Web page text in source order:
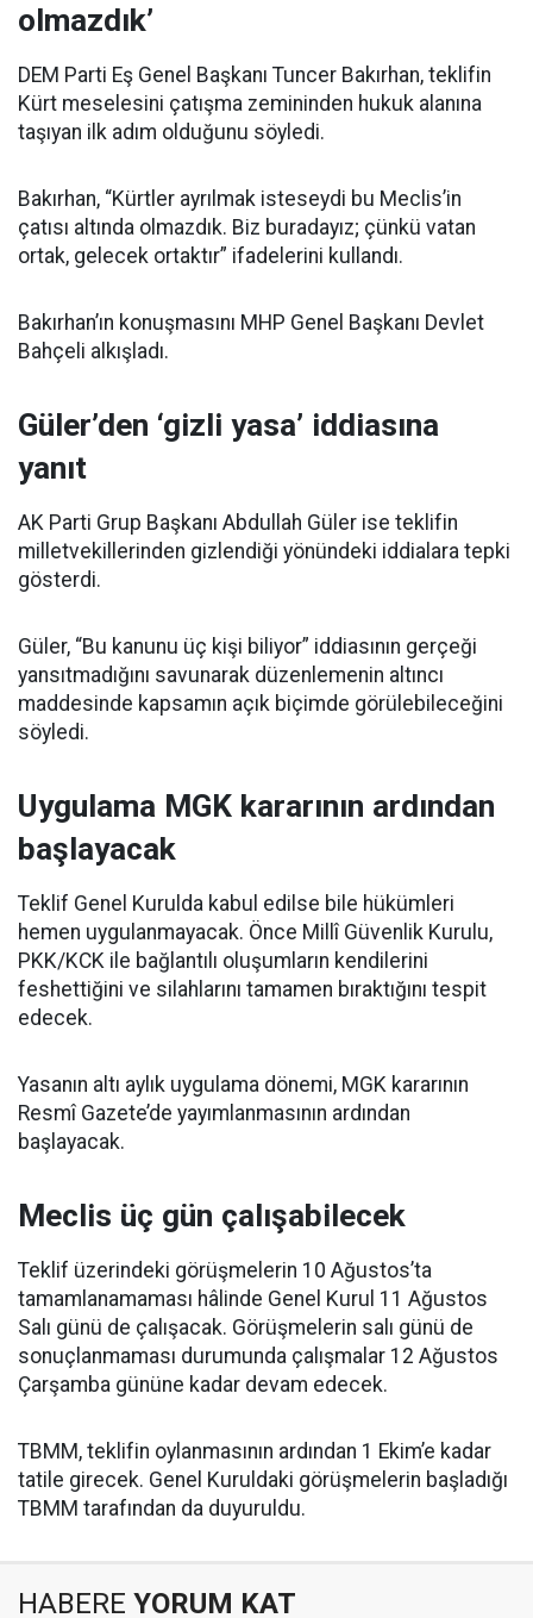
olmazdık’
DEM Parti Eş Genel Başkanı Tuncer Bakırhan, teklifin
Kürt meselesini çatışma zemininden hukuk alanına
taşıyan ilk adım olduğunu söyledi.
Bakırhan, “Kürtler ayrılmak isteseydi bu Meclis’in
çatısı altında olmazdık. Biz buradayız; çünkü vatan
ortak, gelecek ortaktır” ifadelerini kullandı.
Bakırhan’ın konuşmasını MHP Genel Başkanı Devlet
Bahçeli alkışladı.
Güler’den ‘gizli yasa’ iddiasına
yanıt
AK Parti Grup Başkanı Abdullah Güler ise teklifin
milletvekillerinden gizlendiği yönündeki iddialara tepki
gösterdi.
Güler, “Bu kanunu üç kişi biliyor” iddiasının gerçeği
yansıtmadığını savunarak düzenlemenin altıncı
maddesinde kapsamın açık biçimde görülebileceğini
söyledi.
Uygulama MGK kararının ardından
başlayacak
Teklif Genel Kurulda kabul edilse bile hükümleri
hemen uygulanmayacak. Önce Millî Güvenlik Kurulu,
PKK/KCK ile bağlantılı oluşumların kendilerini
feshettiğini ve silahlarını tamamen bıraktığını tespit
edecek.
Yasanın altı aylık uygulama dönemi, MGK kararının
Resmî Gazete’de yayımlanmasının ardından
başlayacak.
Meclis üç gün çalışabilecek
Teklif üzerindeki görüşmelerin 10 Ağustos’ta
tamamlanamaması hâlinde Genel Kurul 11 Ağustos
Salı günü de çalışacak. Görüşmelerin salı günü de
sonuçlanmaması durumunda çalışmalar 12 Ağustos
Çarşamba gününe kadar devam edecek.
TBMM, teklifin oylanmasının ardından 1 Ekim’e kadar
tatile girecek. Genel Kuruldaki görüşmelerin başladığı
TBMM tarafından da duyuruldu.
HABERE YORUM KAT